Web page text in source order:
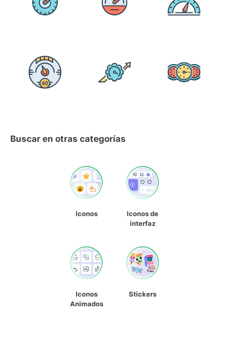
Buscar en otras categorías
Iconos
Iconos de
interfaz
Iconos
Animados
Stickers